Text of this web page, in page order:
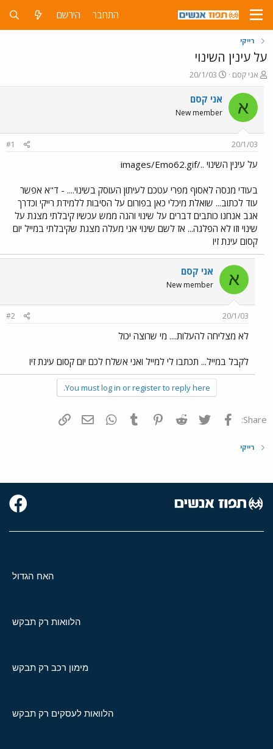
התחבר הירשם
רייקי
על עינין השינוי
פ
ו
ת
ח
ה
ש
א
אני קסם
פ
ו
ר
ם
ר
20/1/03
א אני קסם
New member
20/1/03
#1
על עינין השינוי ../images/Emo62.gif
בעודי מנסה לאסוף מפרי עטכם לעיתון העוסק בשינוי.... - ד"א אפשר
עוד לכתוב... שואלת מיכלי כאן בפורום על הסיבות ללמידת רייקי וכדרך
אגב אנחנו כותבים דברים על שינוי והנה ממש עכשיו קיבלתי מצגת על
שינוי וזו לא הפלגה... אז לשם שינוי אני מעלה מצגת שקיבלתי במייל יום
קסום עינת זיו
א אני קסם
New member
20/1/03
#2
לא מצליחה להעלות.... מי שרוצה יכול
לקבל במייל... תכתבו לי למייל ואני אשלח לכם יום קסום עינת זיו
You must log in or register to reply here.
Share: פייסבוק Twitter
Reddit
Pinterest
Tumblr
WhatsAppדואר אלקטרוני
רייקי
האח הגדול
הלוואות רק תבקש
מימון רכב רק תבקש
הלוואות לעסקים רק תבקש